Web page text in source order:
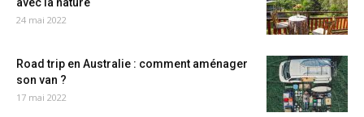
24 mai 2022
Road trip en Australie : comment aménager
son van ?
17 mai 2022